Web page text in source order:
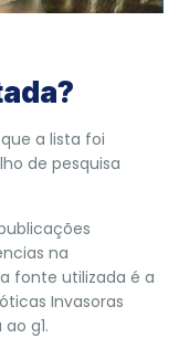
a lista foi
de pesquisa
na
fonte utilizada é a
Invasoras
g1.